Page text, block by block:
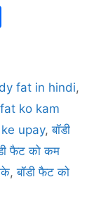
e fat in hindi,
ko kam
upay,बॉडी
फैट को कम
,बॉडी फैट को